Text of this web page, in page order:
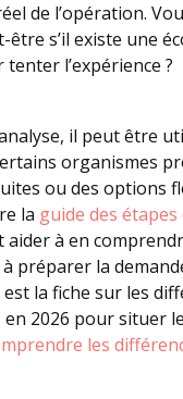
de l’opération.
être s’il existe une
l’expérience ?
il peut être
organismes
ou des options
la guide des
aider à en
préparer la
la fiche sur les
2026 pour situer
les